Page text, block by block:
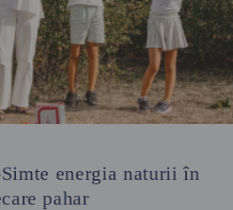
energia naturii în
pahar